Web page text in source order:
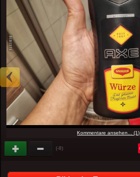
Kommentare ansehen... (1)
(-8)